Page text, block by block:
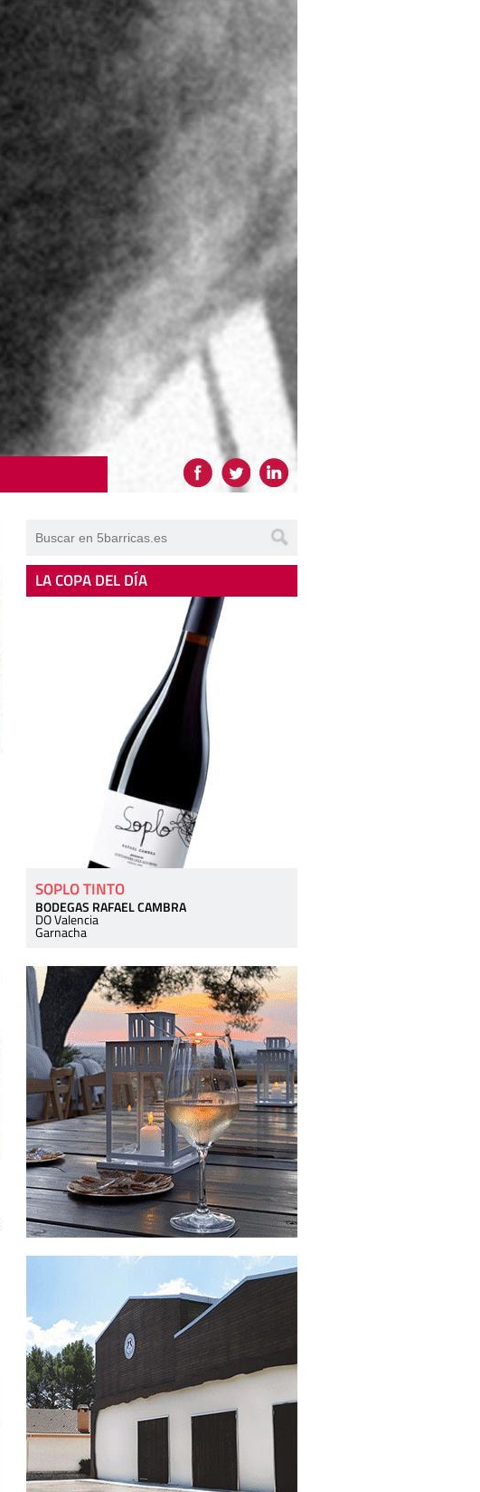
LA COPA DEL DÍA
SOPLO TINTO
BODEGAS RAFAEL CAMBRA
DO Valencia
Garnacha